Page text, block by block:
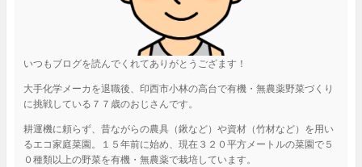
いつもブログを読んでくれてありがとうござます！
大手化学メーカを退職後、印西市小林の高台で有機・無農薬野菜づくり
に挑戦している７７歳のおじさんです。
耕運機に頼らず、昔ながらの農具（鍬など）や資材（竹材など）を用い
るエコ家庭菜園。１５年前に始め、現在３２０平方メートルの菜園で５
０種類以上の野菜を有機・無農薬で栽培しています。